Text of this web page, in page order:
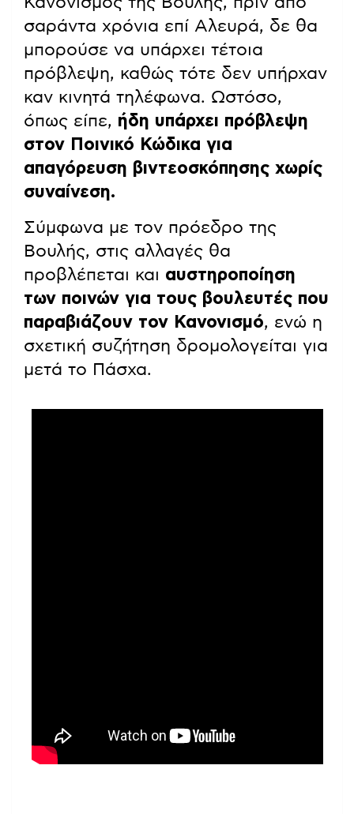
σαράντα χρόνια επί Αλευρά, δε θα
μπορούσε να υπάρχει τέτοια
πρόβλεψη, καθώς τότε δεν υπήρχαν
καν κινητά τηλέφωνα. Ωστόσο,
όπως είπε, ήδη υπάρχει πρόβλεψη
στον Ποινικό Κώδικα για
απαγόρευση βιντεοσκόπησης χωρίς
συναίνεση.
Σύμφωνα με τον πρόεδρο της
Βουλής, στις αλλαγές θα
προβλέπεται και αυστηροποίηση
των ποινών για τους βουλευτές που
παραβιάζουν τον Κανονισμό, ενώ η
σχετική συζήτηση δρομολογείται για
μετά το Πάσχα.